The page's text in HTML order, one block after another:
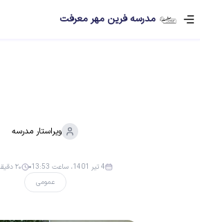
مدرسه فرین مهر معرفت
ویراستار مدرسه
عمومی
4 تیر 1401، ساعت 13:53 ۲۰ دقیقه مطالعه